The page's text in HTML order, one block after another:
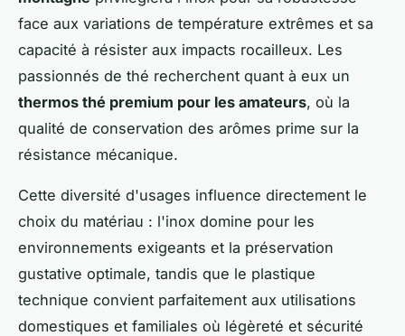
face aux variations de température extrêmes et sa
capacité à résister aux impacts rocailleux. Les
passionnés de thé recherchent quant à eux un
thermos thé premium pour les amateurs, où la
qualité de conservation des arômes prime sur la
résistance mécanique.
Cette diversité d'usages influence directement le
choix du matériau : l'inox domine pour les
environnements exigeants et la préservation
gustative optimale, tandis que le plastique
technique convient parfaitement aux utilisations
domestiques et familiales où légèreté et sécurité